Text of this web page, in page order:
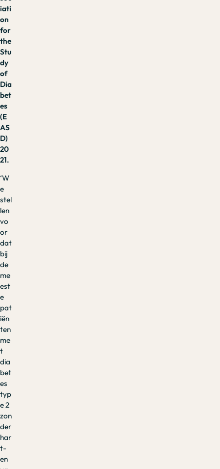
iati
on
for
the
Stu
dy
of
Dia
bet
es
(E
AS
D)
20
21.
‘W
e
stel
len
vo
or
dat
bij
de
me
est
e
pat
iën
ten
me
t
dia
bet
es
typ
e 2
zon
der
har
t-
en